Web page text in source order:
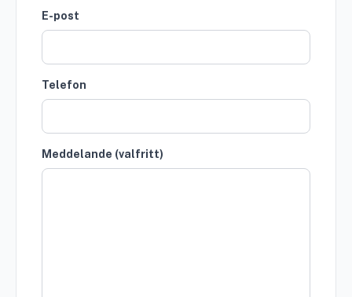
E-post
Telefon
Meddelande (valfritt)